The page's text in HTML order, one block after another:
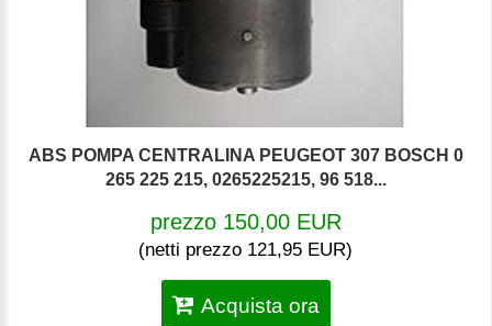
ABS POMPA CENTRALINA PEUGEOT 307 BOSCH 0
265 225 215, 0265225215, 96 518...
prezzo 150,00 EUR
(netti prezzo 121,95 EUR)
Acquista ora